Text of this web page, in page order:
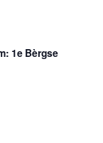
1e Bèrgse